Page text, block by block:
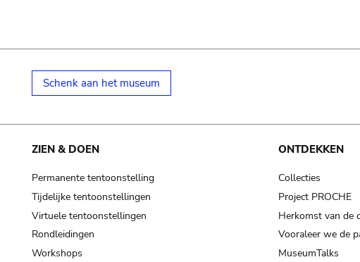
Schenk aan het museum
ZIEN & DOEN
Permanente tentoonstelling
Tijdelijke tentoonstellingen
Virtuele tentoonstellingen
Rondleidingen
Workshops
ONTDEKKEN
Collecties
Project PROCHE
Herkomst van de
Vooraleer we de
MuseumTalks